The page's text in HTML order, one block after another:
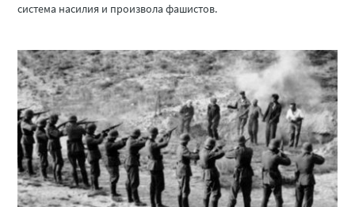
система насилия и произвола фашистов.